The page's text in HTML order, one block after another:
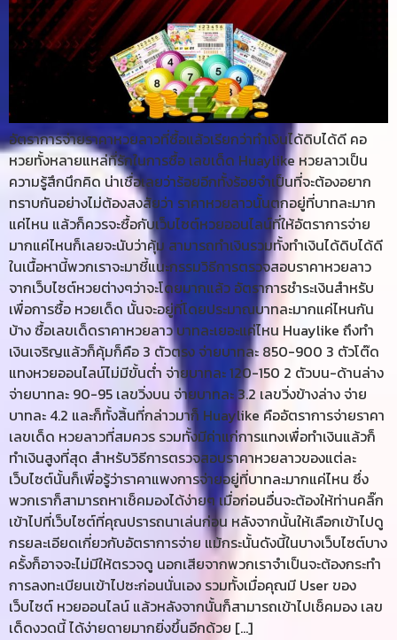
อัตราการจ่ายราคาหวยลาวที่ซื้อแล้วเรียกว่าทำเงินได้ดิบได้ดี คอ
หวยทั้งหลายแหล่ที่รักในการซื้อ เลขเด็ด Huaylike หวยลาวเป็น
ความรู้สึกนึกคิด น่าเชื่อเลยว่าร้อยอีกทั้งร้อยจำเป็นที่จะต้องอยาก
ทราบกันอย่างไม่ต้องสงสัยว่า ราคาหวยลาวนั้นตกอยู่ที่บาทละมาก
แค่ไหน แล้วก็ควรจะซื้อกับเว็บไซต์หวยออนไลน์ที่ให้อัตราการจ่าย
มากแค่ไหนก็เลยจะนับว่าคุ้ม สามารถทำเงินรวมทั้งทำเงินได้ดิบได้ดี
ในเนื้อหานี้พวกเราจะมาชี้แนะกรรมวิธีการตรวจสอบราคาหวยลาว
จากเว็บไซต์หวยต่างๆว่าจะโดยมากแล้ว อัตราการชำระเงินสำหรับ
เพื่อการซื้อ หวยเด็ด นั้นจะอยู่ที่โดยประมาณบาทละมากแค่ไหนกัน
บ้าง ซื้อเลขเด็ดราคาหวยลาว บาทละเยอะแค่ไหน Huaylike ถึงทำ
เงินเจริญแล้วก็คุ้มก็คือ 3 ตัวตรง จ่ายบาทละ 850-900 3 ตัวโต๊ด
แทงหวยออนไลน์ไม่มีขั้นต่ำ จ่ายบาทละ 120-150 2 ตัวบน-ด้านล่าง
จ่ายบาทละ 90-95 เลขวิ่งบน จ่ายบาทละ 3.2 เลขวิ่งข้างล่าง จ่าย
บาทละ 4.2 และก็ทั้งสิ้นที่กล่าวมาก็ Huaylike คืออัตราการจ่ายราคา
เลขเด็ด หวยลาวที่สมควร รวมทั้งมีค่าแก่การแทงเพื่อทำเงินแล้วก็
ทำเงินสูงที่สุด สำหรับวิธีการตรวจสอบราคาหวยลาวของแต่ละ
เว็บไซต์นั้นก็เพื่อรู้ว่าราคาแพงการจ่ายอยู่ที่บาทละมากแค่ไหน ซึ่ง
พวกเราก็สามารถหาเช็คมองได้ง่ายๆ เมื่อก่อนอื่นจะต้องให้ท่านคลิ๊ก
เข้าไปที่เว็บไซต์ที่คุณปรารถนาเล่นก่อน หลังจากนั้นให้เลือกเข้าไปดู
กรยละเอียดเกี่ยวกับอัตราการจ่าย แม้กระนั้นดังนี้ในบางเว็บไซต์บาง
ครั้งก็อาจจะไม่มีให้ตรวจดู นอกเสียจากพวกเราจำเป็นจะต้องกระทำ
การลงทะเบียนเข้าไปซะก่อนนั่นเอง รวมทั้งเมื่อคุณมี User ของ
เว็บไซต์ หวยออนไลน์ แล้วหลังจากนั้นก็สามารถเข้าไปเช็คมอง เลข
เด็ดงวดนี้ ได้ง่ายดายมากยิ่งขึ้นอีกด้วย […]